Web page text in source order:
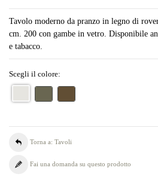
Tavolo moderno da pranzo in legno di
cm. 200 con gambe in vetro. Disponibile
e tabacco.
Scegli il colore:
Torna a: Tavoli
Fai una domanda su questo prodotto